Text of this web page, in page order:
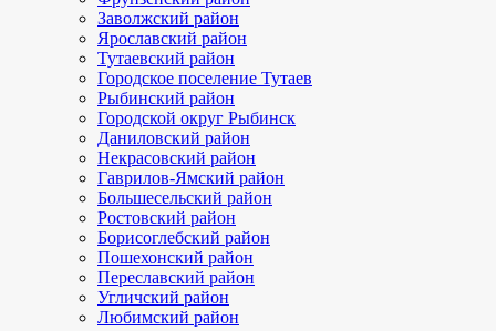
Заволжский район
Ярославский район
Тутаевский район
Городское поселение Тутаев
Рыбинский район
Городской округ Рыбинск
Даниловский район
Некрасовский район
Гаврилов-Ямский район
Большесельский район
Ростовский район
Борисоглебский район
Пошехонский район
Переславский район
Угличский район
Любимский район